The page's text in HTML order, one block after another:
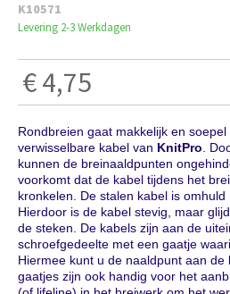
Machines en Toebehoren
Breistekenbibliotheek
Kleine Prijsjes
Tips & Tricks
K10571
Levering 2-3 Werkdagen
€ 4,75
Rondbreien gaat makkelijk en
verwisselbare kabel van KnitPro .
kunnen de breinaaldpunten
voorkomt dat de kabel tijdens het
kronkelen. De stalen kabel is omhuld
Hierdoor is de kabel stevig, maar
de steken. De kabels zijn aan de
schroefgedeelte met een gaatje
Hiermee kunt u de naaldpunt aan de
gaatjes zijn ook handig voor het